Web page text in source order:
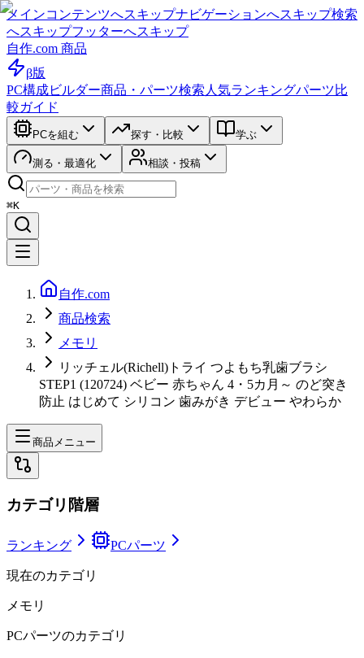
メインコンテンツへスキップナビゲーションへスキップ検索
へスキップフッターへスキップ
自作.com 商品
β版
PC構成ビルダー商品・パーツ検索 人気ランキングパーツ比
較ガイド
PCを組む 探す・比較 学ぶ
測る・最適化 相談・投稿
⌘K
自作.com
商品検索
メモリ
リッチェル(Richell)トライ つよもち乳歯ブラシ
STEP1 (120724) ベビー 赤ちゃん 4・5カ月～ のど突き
防止 はじめて シリコン 歯みがき デビュー やわらか
商品メニュー
カテゴリ階層
ランキング PCパーツ
現在のカテゴリ
メモリ
PCパーツのカテゴリ